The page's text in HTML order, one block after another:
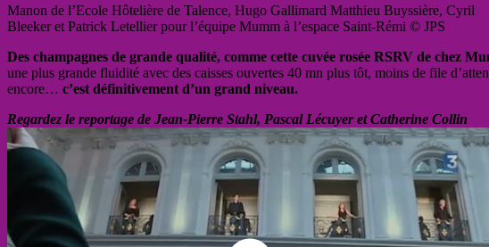
Manon de l’Ecole Hôtelière de Talence, Hugo Gallimard Matthieu Buyssière, Cyril
Bleeker et Patrick Letellier pour l’équipe Mumm à l’espace Saint-Rémi © JPS
Des champagnes de grande qualité, comme cette cuvée rosée RSRV de chez
une plus grande fluidité avec des caisses ouvertes 40 mn plus tôt, moins de file
encore… c’est définitivement d’un grand niveau.
Regardez le reportage de Jean-Pierre Stahl, Pascal Lécuyer et Catherine Collin